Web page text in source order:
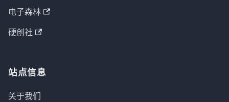
电子森林
硬创社
站点信息
关于我们